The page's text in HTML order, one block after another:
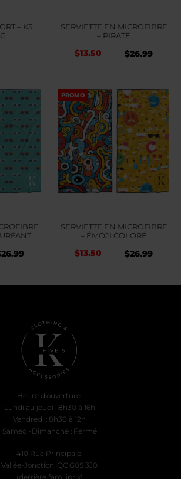
– K5
SERVIETTE EN MICROFIBRE
– PIRATE
Le
initial
était :
$26.99.
$26.99
est :
$13.50
26.99
actuel
$26.99.
PROMO
SERVIETTE EN MICROFIBRE
– ÉMOJI COLORÉ
Le
initial
$26.99
$13.50
Heure d'ouverture:
Lundi au jeudi : 8h30 à 16h
Vendredi : 8h30 à 12h
Samedi-Dimanche : Fermé
410 Rue Principale,
Vallée-Jonction, QC G0S 3J0
(derrière familiprix)